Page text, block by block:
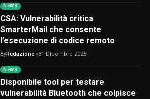
NEWS
CSA: Vulnerabilità critica
SmarterMail che consente
l’esecuzione di codice remoto
ByRedazione 31 Dicembre 2025
NEWS
Disponibile tool per testare
vulnerabilità Bluetooth che colpisce